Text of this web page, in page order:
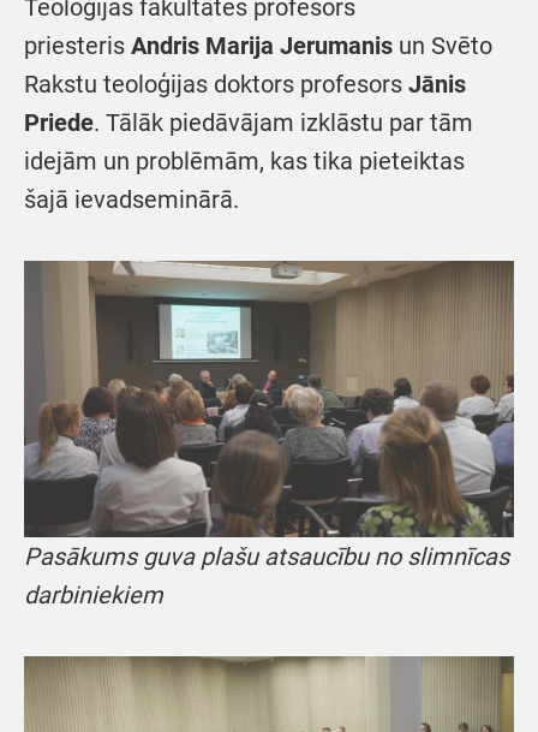
Teoloģijas fakultātes profesors
priesteris Andris Marija Jerumanis un Svēto
Rakstu teoloģijas doktors profesors Jānis
Priede. Tālāk piedāvājam izklāstu par tām
idejām un problēmām, kas tika pieteiktas
šajā ievadseminārā.
Pasākums guva plašu atsaucību no slimnīcas
darbiniekiem